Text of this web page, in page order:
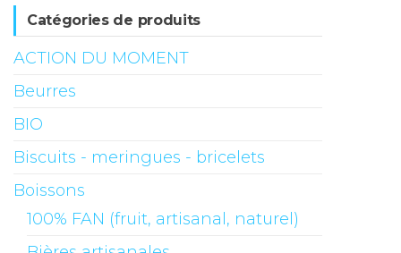
Catégories de produits
ACTION DU MOMENT
Beurres
BIO
Biscuits - meringues - bricelets
Boissons
100% FAN (fruit, artisanal, naturel)